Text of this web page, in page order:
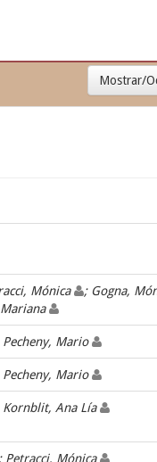
Mónica ; Gogna,
Pecheny, Mario
Pecheny, Mario
Kornblit, Ana Lía
; Petracci, Mónica